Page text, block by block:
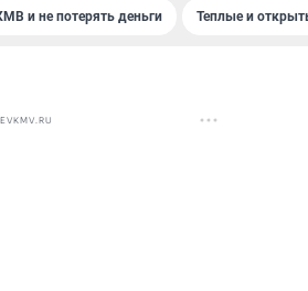
и не потерять деньги Теплые и